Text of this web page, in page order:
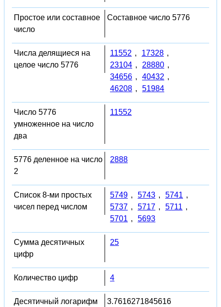
Простое или составное
число
Составное число 5776
Числа делящиеся на
целое число 5776
11552 , 17328 ,
23104 , 28880 ,
34656 , 40432 ,
46208 , 51984
Число 5776
умноженное на число
два
11552
5776 деленное на число
2
2888
Список 8-ми простых
чисел перед числом
5749 , 5743 , 5741 ,
5737 , 5717 , 5711 ,
5701 , 5693
Сумма десятичных
цифр
25
Количество цифр 4
Десятичный логарифм
3.7616271845616